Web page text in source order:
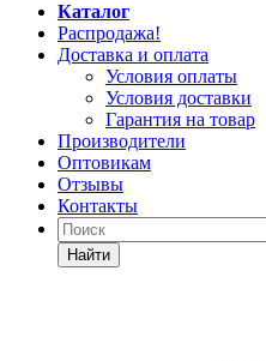
Каталог
Распродажа!
Доставка и оплата
Условия оплаты
Условия доставки
Гарантия на товар
Производители
Оптовикам
Отзывы
Контакты
Найти